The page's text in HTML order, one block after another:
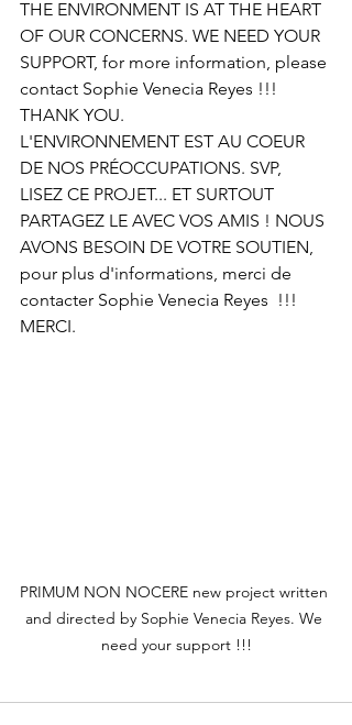
THE ENVIRONMENT IS AT THE HEART
OF OUR CONCERNS. WE NEED YOUR
SUPPORT, for more information, please
contact Sophie Venecia Reyes !!!
THANK YOU.
L'ENVIRONNEMENT EST AU COEUR
DE NOS PRÉOCCUPATIONS. SVP,
LISEZ CE PROJET... ET SURTOUT
PARTAGEZ LE AVEC VOS AMIS ! NOUS
AVONS BESOIN DE VOTRE SOUTIEN,
pour plus d'informations, merci de
contacter Sophie Venecia Reyes  !!!
MERCI.
PRIMUM NON NOCERE new project written
and directed by Sophie Venecia Reyes. We
need your support !!!